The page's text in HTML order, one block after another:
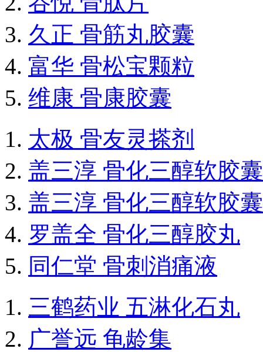
久正 骨筋丸胶囊
富华 骨松宝颗粒
维康 骨康胶囊
太极 骨友灵搽剂
盖三淳 骨化三醇软胶囊
盖三淳 骨化三醇软胶囊
罗盖全 骨化三醇胶丸
同仁堂 骨刺消痛液
三鹤药业 五淋化石丸
广誉远 龟龄集